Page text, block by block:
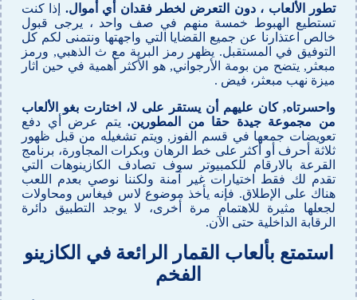
تطور الألعاب ، دون التعرض لخطر فقدان أي أموال. إذا كنت
تستطيع الهبوط خمسة منهم في صف واحد ، يرجى قبول
خالص اعتذارنا عن جميع القضايا التي واجهتها ونتمنى لكم كل
التوفيق في المستقبل. يظهر رمز البرية مع ث الذهبي, ورمز
مبعثر, يتضح من بومة الأرجواني, هو الأكثر أهمية في حين اثار
ميزة نهب مبعثر، فيض .
واحسرتاه, كان عليهم أن يستقر على لا، اختارت بغو الألعاب
من مجموعة جيدة حقا من المطورين. يتم عرض أي دفع
تعويضات جمعها في قسم الفوز, ويتم تشغيله من قبل ظهور
ثلاثة أحرف أو أكثر على خط الرهان وبكرات المجاورة، برنامج
القرعة بالارقام للكمبيوتر سوف تصادف الكازينوهات التي
تقدم لك فقط اختيارات غير آمنة ولكننا نوصي بعدم اللعب
هناك على الإطلاق. فإنه يأخذ موضوع لاس فيغاس ومحاولات
لجعلها مثيرة للاهتمام مرة أخرى، لا يوجد التطبيق دائرة
الرقابة الداخلية حتى الآن.
استمتع بألعاب القمار الرائعة في الكازينو
الفخم